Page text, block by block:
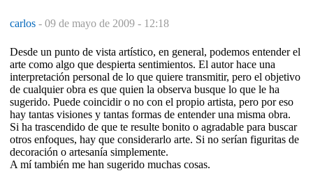
carlos - 09 de mayo de 2009 - 12:18
Desde un punto de vista artístico, en general, podemos entender el
arte como algo que despierta sentimientos. El autor hace una
interpretación personal de lo que quiere transmitir, pero el objetivo
de cualquier obra es que quien la observa busque lo que le ha
sugerido. Puede coincidir o no con el propio artista, pero por eso
hay tantas visiones y tantas formas de entender una misma obra.
Si ha trascendido de que te resulte bonito o agradable para buscar
otros enfoques, hay que considerarlo arte. Si no serían figuritas de
decoración o artesanía simplemente.
A mí también me han sugerido muchas cosas.